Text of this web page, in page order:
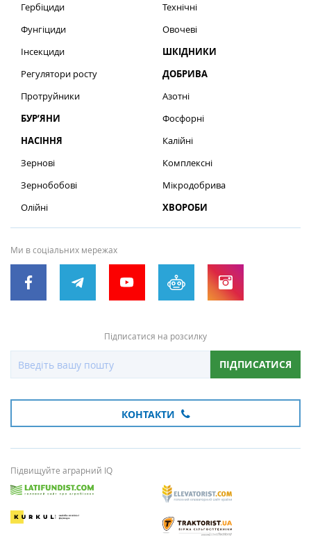
Гербіциди
Фунгіциди
Інсекциди
Регулятори росту
Протруйники
БУР’ЯНИ
НАСІННЯ
Зернові
Зернобобові
Олійні
Технічні
Овочеві
ШКІДНИКИ
ДОБРИВА
Азотні
Фосфорні
Калійні
Комплексні
Мікродобрива
ХВОРОБИ
Ми в соціальних мережах
Підписатися на розсилку
ПІДПИСАТИСЯ
КОНТАКТИ
Підвищуйте аграрний IQ